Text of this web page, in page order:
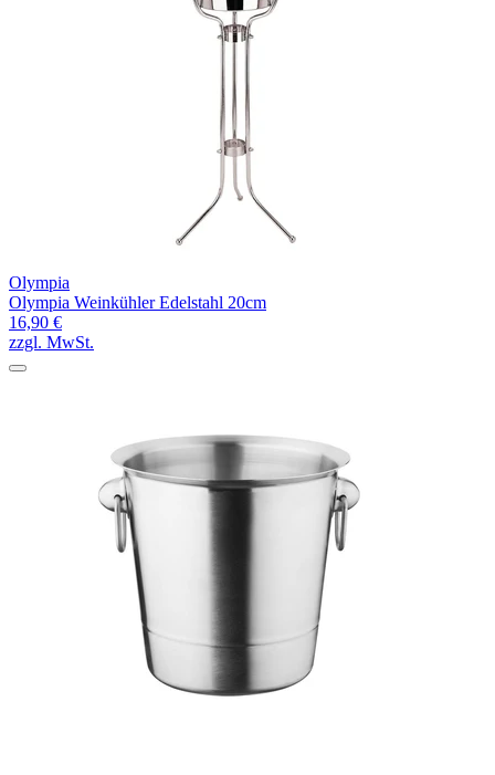
Olympia
Olympia Weinkühler Edelstahl 20cm
16,90 €
zzgl. MwSt.